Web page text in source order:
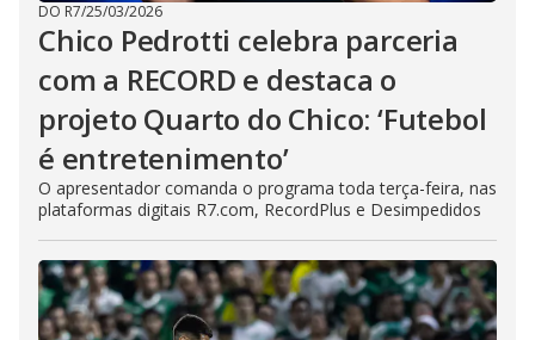
DO R7/25/03/2026
Chico Pedrotti celebra parceria
com a RECORD e destaca o
projeto Quarto do Chico: ‘Futebol
é entretenimento’
O apresentador comanda o programa toda terça-feira, nas
plataformas digitais R7.com, RecordPlus e Desimpedidos